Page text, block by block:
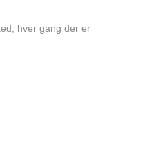
hver gang der er